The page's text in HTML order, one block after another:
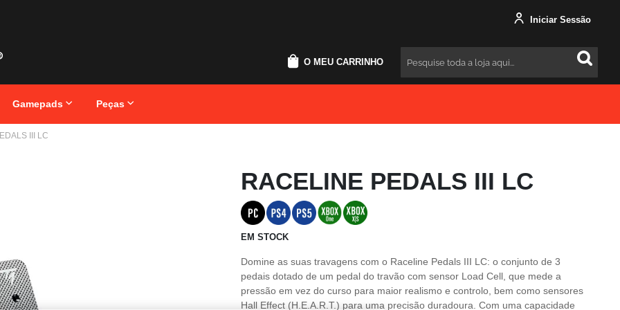
Iniciar Sessão
O MEU CARRINHO Pesquisar
Gamepads Peças
III LC
Galeria
imagens
RACELINE PEDALS III LC
EM STOCK
Domine as suas travagens com o Raceline Pedals III LC: o conjunto de 3
pedais dotado de um pedal do travão com sensor Load Cell, que mede a
pressão em vez do curso para maior realismo e controlo, bem como sensores
Hall Effect (H.E.A.R.T.) para uma precisão duradoura. Com uma capacidade